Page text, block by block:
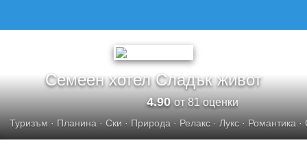
Семеен хотел Сладък живот
4.90от 81 оценки
Туризъм · Планина · Ски · Природа · Релакс · Лукс · Романтика ·